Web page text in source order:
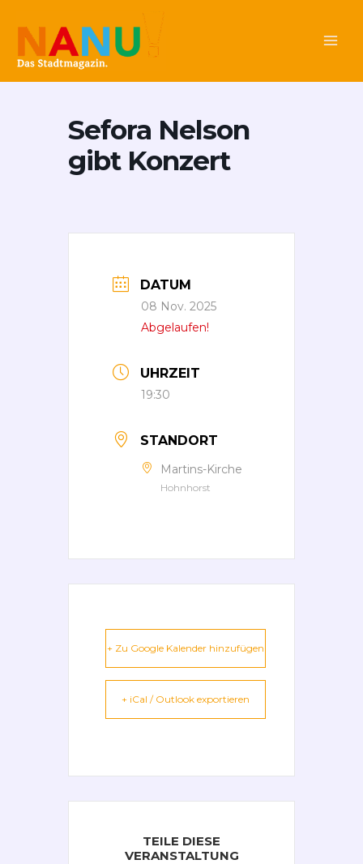
Inhalt
springen
Sefora Nelson
gibt Konzert
DATUM
08 Nov. 2025
Abgelaufen!
UHRZEIT
19:30
STANDORT
Martins-Kirche
Hohnhorst
+ Zu Google Kalender hinzufügen
+ iCal / Outlook exportieren
TEILE DIESE
VERANSTALTUNG